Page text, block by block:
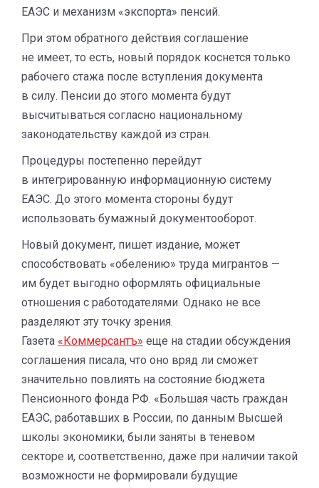
ЕАЭС и механизм «экспорта» пенсий.
При этом обратного действия соглашение
не имеет, то есть, новый порядок коснется только
рабочего стажа после вступления документа
в силу. Пенсии до этого момента будут
высчитываться согласно национальному
законодательству каждой из стран.
Процедуры постепенно перейдут
в интегрированную информационную систему
ЕАЭС. До этого момента стороны будут
использовать бумажный документооборот.
Новый документ, пишет издание, может
способствовать «обелению» труда мигрантов —
им будет выгодно оформлять официальные
отношения с работодателями. Однако не все
разделяют эту точку зрения.
Газета «Коммерсантъ» еще на стадии обсуждения
соглашения писала, что оно вряд ли сможет
значительно повлиять на состояние бюджета
Пенсионного фонда РФ. «Большая часть граждан
ЕАЭС, работавших в России, по данным Высшей
школы экономики, были заняты в теневом
секторе и, соответственно, даже при наличии такой
возможности не формировали будущие